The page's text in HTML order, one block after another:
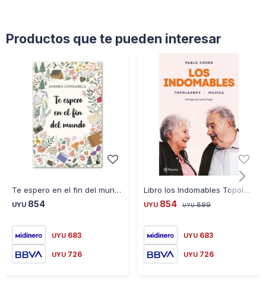
Productos que te pueden interesar
Te espero en el fin del mundo - Andrea Longarela
UYU 854
UYU 683
UYU 726
Libro los Indomables Topolansky Mujica Pablo Cohen
UYU 854 UYU 899
UYU 683
UYU 726